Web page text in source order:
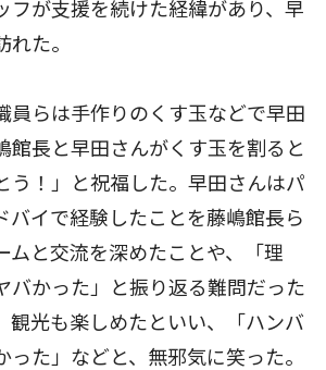
フが支援を続けた経緯があり、早
た。
らは手作りのくす玉などで早田
館長と早田さんがくす玉を割ると
う！」と祝福した。早田さんはパ
バイで経験したことを藤嶋館長ら
ムと交流を深めたことや、「理
バかった」と振り返る難問だった
観光も楽しめたといい、「ハンバ
った」などと、無邪気に笑った。